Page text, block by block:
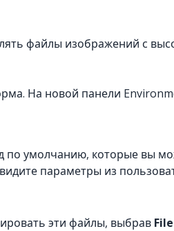
файлы изображений с
На новой панели
по умолчанию, которые вы
параметры из
эти файлы, выбрав